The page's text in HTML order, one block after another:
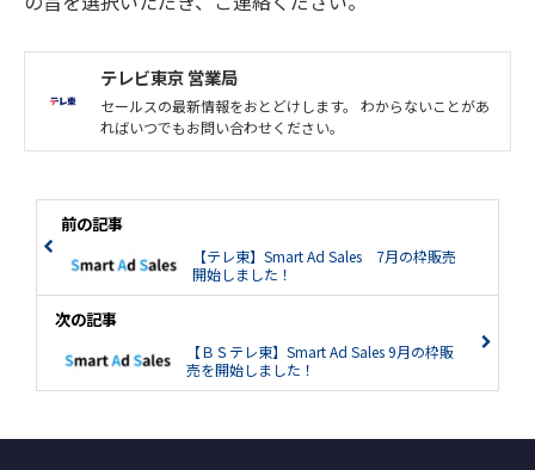
テレビ東京 営業局
セールスの最新情報をおとどけします。 わからないことがあ
ればいつでもお問い合わせください。
前の記事
【テレ東】Smart Ad Sales 7月の枠販売
開始しました！
次の記事
【ＢＳテレ東】Smart Ad Sales 9月の枠販
売を開始しました！